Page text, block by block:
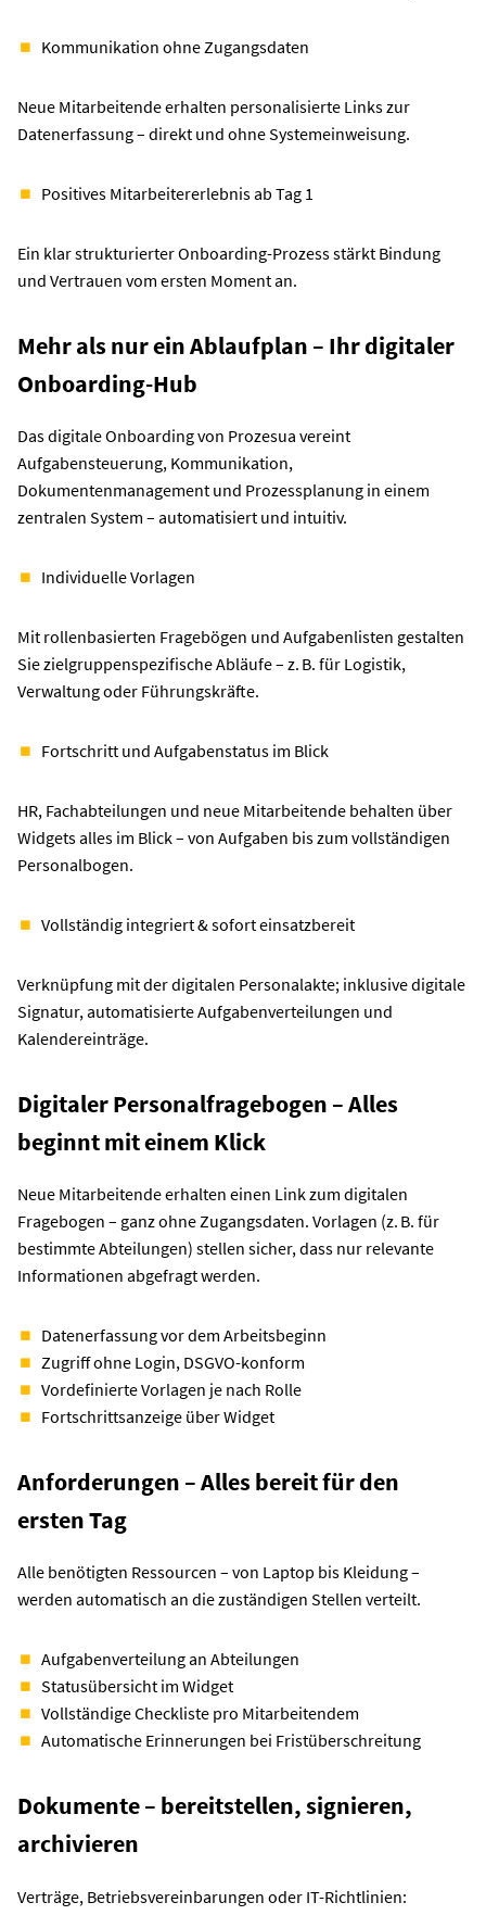
Kommunikation ohne Zugangsdaten
Neue Mitarbeitende erhalten personalisierte Links zur
Datenerfassung – direkt und ohne Systemeinweisung.
Positives Mitarbeitererlebnis ab Tag 1
Ein klar strukturierter Onboarding-Prozess stärkt Bindung
und Vertrauen vom ersten Moment an.
Mehr als nur ein Ablaufplan – Ihr digitaler
Onboarding-Hub
Das digitale Onboarding von Prozesua vereint
Aufgabensteuerung, Kommunikation,
Dokumentenmanagement und Prozessplanung in einem
zentralen System – automatisiert und intuitiv.
Individuelle Vorlagen
Mit rollenbasierten Fragebögen und Aufgabenlisten gestalten
Sie zielgruppenspezifische Abläufe – z. B. für Logistik,
Verwaltung oder Führungskräfte.
Fortschritt und Aufgabenstatus im Blick
HR, Fachabteilungen und neue Mitarbeitende behalten über
Widgets alles im Blick – von Aufgaben bis zum vollständigen
Personalbogen.
Vollständig integriert & sofort einsatzbereit
Verknüpfung mit der digitalen Personalakte; inklusive digitale
Signatur, automatisierte Aufgabenverteilungen und
Kalendereinträge.
Digitaler Personalfragebogen – Alles
beginnt mit einem Klick
Neue Mitarbeitende erhalten einen Link zum digitalen
Fragebogen – ganz ohne Zugangsdaten. Vorlagen (z. B. für
bestimmte Abteilungen) stellen sicher, dass nur relevante
Informationen abgefragt werden.
Datenerfassung vor dem Arbeitsbeginn
Zugriff ohne Login, DSGVO-konform
Vordefinierte Vorlagen je nach Rolle
Fortschrittsanzeige über Widget
Anforderungen – Alles bereit für den
ersten Tag
Alle benötigten Ressourcen – von Laptop bis Kleidung –
werden automatisch an die zuständigen Stellen verteilt.
Aufgabenverteilung an Abteilungen
Statusübersicht im Widget
Vollständige Checkliste pro Mitarbeitendem
Automatische Erinnerungen bei Fristüberschreitung
Dokumente – bereitstellen, signieren,
archivieren
Verträge, Betriebsvereinbarungen oder IT-Richtlinien: